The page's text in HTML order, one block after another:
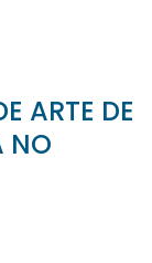
ARTE DE
NO